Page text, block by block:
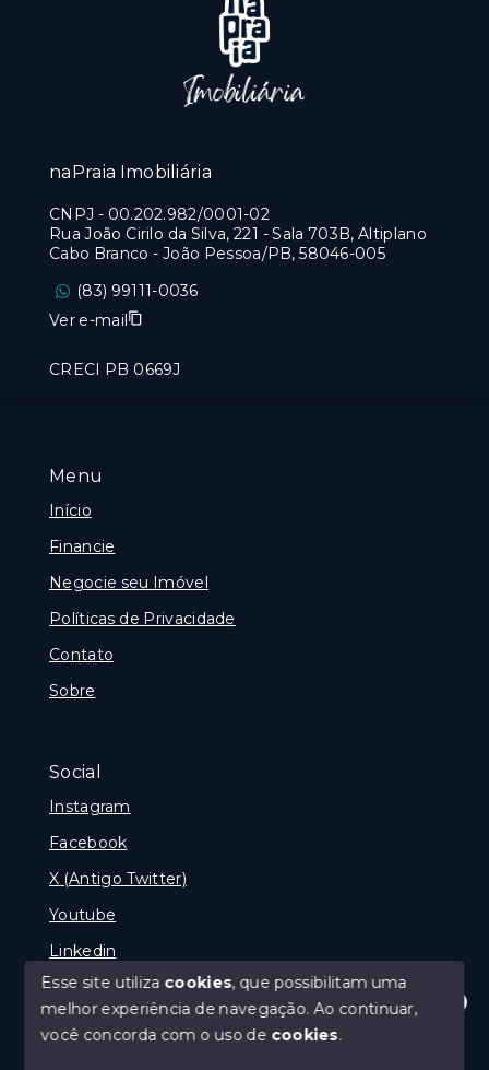
Olá! Estamos disponíveis para te ajudar.
Menu
Início
Financie
Negocie seu Imóvel
Políticas de Privacidade
Contato
Sobre
Social
Instagram
Facebook
X (Antigo Twitter)
Youtube
Linkedin
© Copyright 2026 - naPraia Imobiliária - Todos os
naPraia Imobiliária
CNPJ - 00.202.982/0001-02
Rua João Cirilo da Silva, 221 - Sala 703B, Altiplano
Cabo Branco - João Pessoa/PB, 58046-005
(83) 99111-0036
Ver e-mail
CRECI PB 0669J
Esse site utiliza cookies, que possibilitam uma
melhor experiência de navegação.Ao continuar,
você concorda com o uso de cookies.